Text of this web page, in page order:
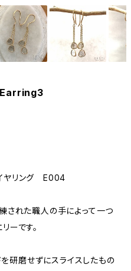
ヤリング E004
された職人の手によって一つ
ーです。
研磨せずにスライスしたもの